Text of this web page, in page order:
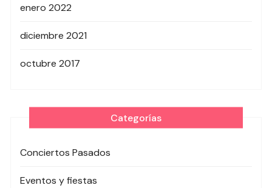
enero 2022
diciembre 2021
octubre 2017
Categorías
Conciertos Pasados
Eventos y fiestas